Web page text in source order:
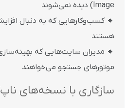
Image) دیده نمی‌شوند
🔹 کسب‌وکارهایی که به دنبال
هستند
🔹 مدیران سایت‌هایی که
موتورهای جستجو می‌خواهند
سازگاری با نسخه‌های